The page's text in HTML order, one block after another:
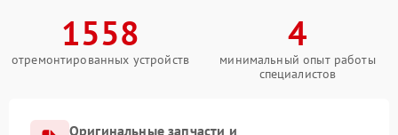
1558
отремонтированных устройств
4
минимальный опыт работы
специалистов
Оригинальные запчасти и